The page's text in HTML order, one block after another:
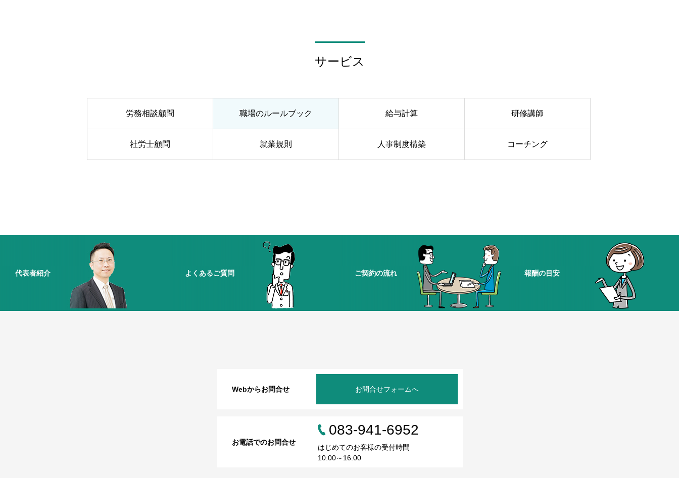
サービス
労務相談顧問 職場のルールブック 給与計算 研修講師
社労士顧問 就業規則 人事制度構築 コーチング
代表者紹介 よくあるご質問 ご契約の流れ 報酬の目安
Webからお問合せ お問合せフォームへ
お電話でのお問合せ
083-941-6952
はじめてのお客様の受付時間
10:00～16:00